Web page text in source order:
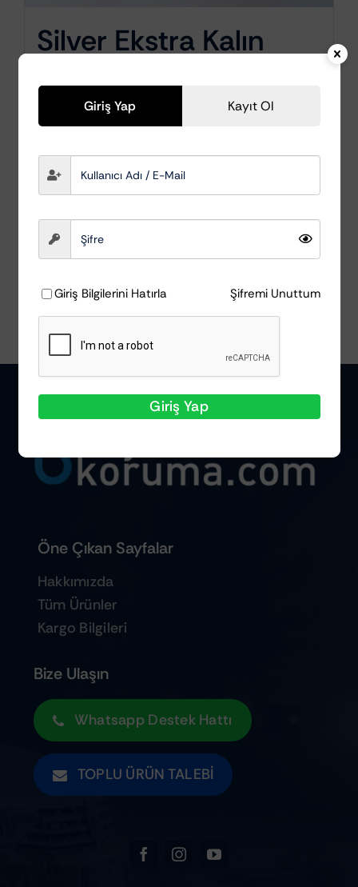
Silver Ekstra Kalın
Temizleme Bezi
AutoDetox
Sepete Ekle Ayrıntılar
Öne Çıkan Sayfalar
Hakkımızda
Tüm Ürünler
Kargo Bilgileri
Bize Ulaşın
Whatsapp Destek Hattı
TOPLU ÜRÜN TALEBI
Giriş Yap Kayıt Ol
Giriş Bilgilerini Hatırla Şifremi Unuttum
Giriş Yap